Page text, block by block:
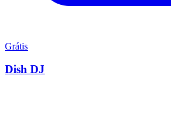
Grátis
Dish DJ